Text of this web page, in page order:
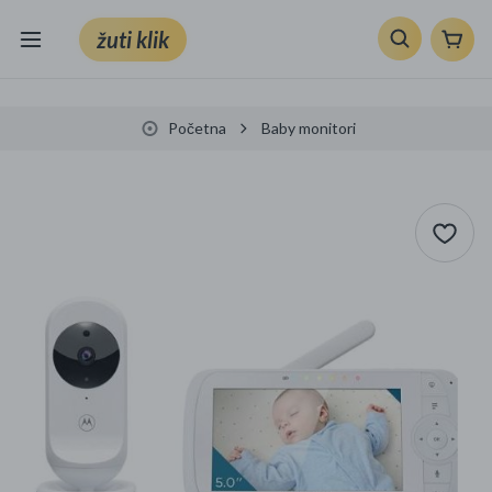
žuti klik
Klik supermarket
Sport i slobodno vrijeme
Ljepota i zdravlje
Početna Baby monitori